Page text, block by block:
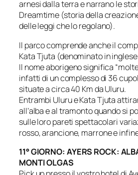
arnesi dalla terra e narrano le
Dreamtime (storia della
delle leggi che lo regolano).
Il parco comprende anche il
Kata Tjuta (denominato in
Il nome aborigeno significa
infatti di un complesso di 36
situate a circa 40 Km da Uluru.
Entrambi Uluru e Kata Tjuta
all’alba e al tramonto quando si
sulle loro pareti spettacolari
rosso, arancione, marrone e
11° GIORNO: AYERS ROCK:
MONTI OLGAS